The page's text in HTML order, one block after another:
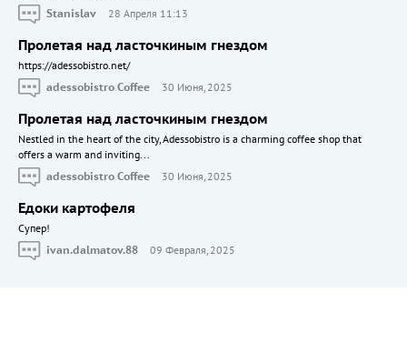
Stanislav
28 Апреля 11:13
Пролетая над ласточкиным гнездом
https://adessobistro.net/
adessobistro Coffee
30 Июня, 2025
Пролетая над ласточкиным гнездом
Nestled in the heart of the city, Adessobistro is a charming coffee shop that
offers a warm and inviting...
adessobistro Coffee
30 Июня, 2025
Едоки картофеля
Cупер!
ivan.dalmatov.88
09 Февраля, 2025